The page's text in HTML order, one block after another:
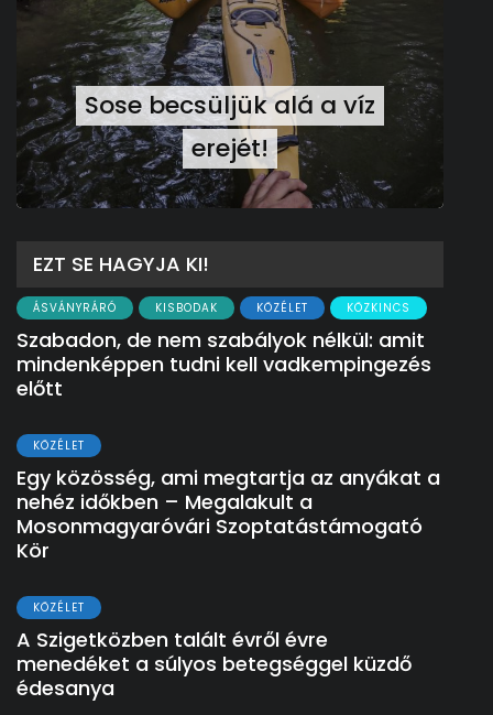
Sose becsüljük alá a víz
erejét!
EZT SE HAGYJA KI!
ÁSVÁNYRÁRÓ KISBODAK KÖZÉLET KÖZKINCS
Szabadon, de nem szabályok nélkül: amit
mindenképpen tudni kell vadkempingezés
előtt
KÖZÉLET
Egy közösség, ami megtartja az anyákat a
nehéz időkben – Megalakult a
Mosonmagyaróvári Szoptatástámogató
Kör
KÖZÉLET
A Szigetközben talált évről évre
menedéket a súlyos betegséggel küzdő
édesanya